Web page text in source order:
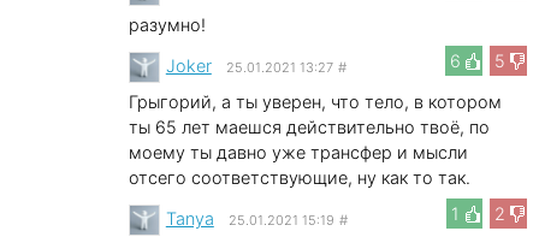
разумно!
6
5
Joker 25.01.2021 13:27 #
Грыгорий, а ты уверен, что тело, в котором
ты 65 лет маешся действительно твоё, по
моему ты давно уже трансфер и мысли
отсего соответствующие, ну как то так.
1
2
Tanya 25.01.2021 15:19 #